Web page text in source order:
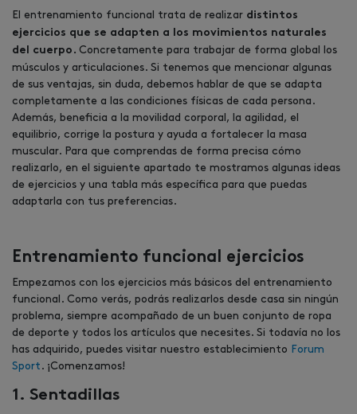
El entrenamiento funcional trata de realizar distintos
ejercicios que se adapten a los movimientos naturales
del cuerpo. Concretamente para trabajar de forma global los
músculos y articulaciones. Si tenemos que mencionar algunas
de sus ventajas, sin duda, debemos hablar de que se adapta
completamente a las condiciones físicas de cada persona.
Además, beneficia a la movilidad corporal, la agilidad, el
equilibrio, corrige la postura y ayuda a fortalecer la masa
muscular. Para que comprendas de forma precisa cómo
realizarlo, en el siguiente apartado te mostramos algunas ideas
de ejercicios y una tabla más específica para que puedas
adaptarla con tus preferencias.
Entrenamiento funcional ejercicios
Empezamos con los ejercicios más básicos del entrenamiento
funcional. Como verás, podrás realizarlos desde casa sin ningún
problema, siempre acompañado de un buen conjunto de ropa
de deporte y todos los artículos que necesites. Si todavía no los
has adquirido, puedes visitar nuestro establecimiento
Forum
Sport . ¡Comenzamos!
1. Sentadillas